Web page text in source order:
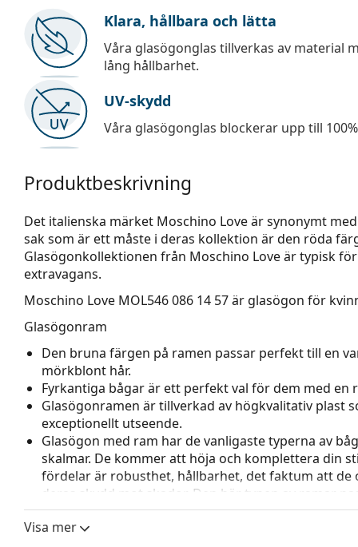
Klara, hållbara och lätta
Våra glasögonglas tillverkas av material
lång hållbarhet.
UV-skydd
Våra glasögonglas blockerar upp till
Produktbeskrivning
Det italienska märket Moschino Love är synonymt
sak som är ett måste i deras kollektion är den röda
Glasögonkollektionen från Moschino Love är typisk
extravagans.
Moschino Love MOL546 086 14 57är glasögon för
Glasögonram
Den bruna färgen på ramen passar perfekt till en
mörkblont hår.
Fyrkantiga bågar är ett perfekt val för dem med
Glasögonramen är tillverkad av högkvalitativ plast
exceptionellt utseende.
Glasögon med ram har de vanligaste typerna av
skalmar. De kommer att höja och komplettera din
fördelar är robusthet, hållbarhet, det faktum att
deras skydd mot skador. Den här typen av ramar
styrka.
Tillbehör
Visa mer